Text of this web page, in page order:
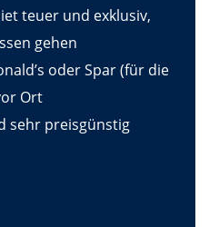
teuer und exklusiv,
gehen
oder Spar (für die
Ort
sehr preisgünstig